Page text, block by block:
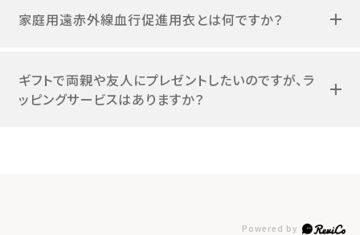
家庭用遠赤外線血行促進用衣とは何ですか？
ギフトで両親や友人にプレゼントしたいのですが、ラ
ッピングサービスはありますか？